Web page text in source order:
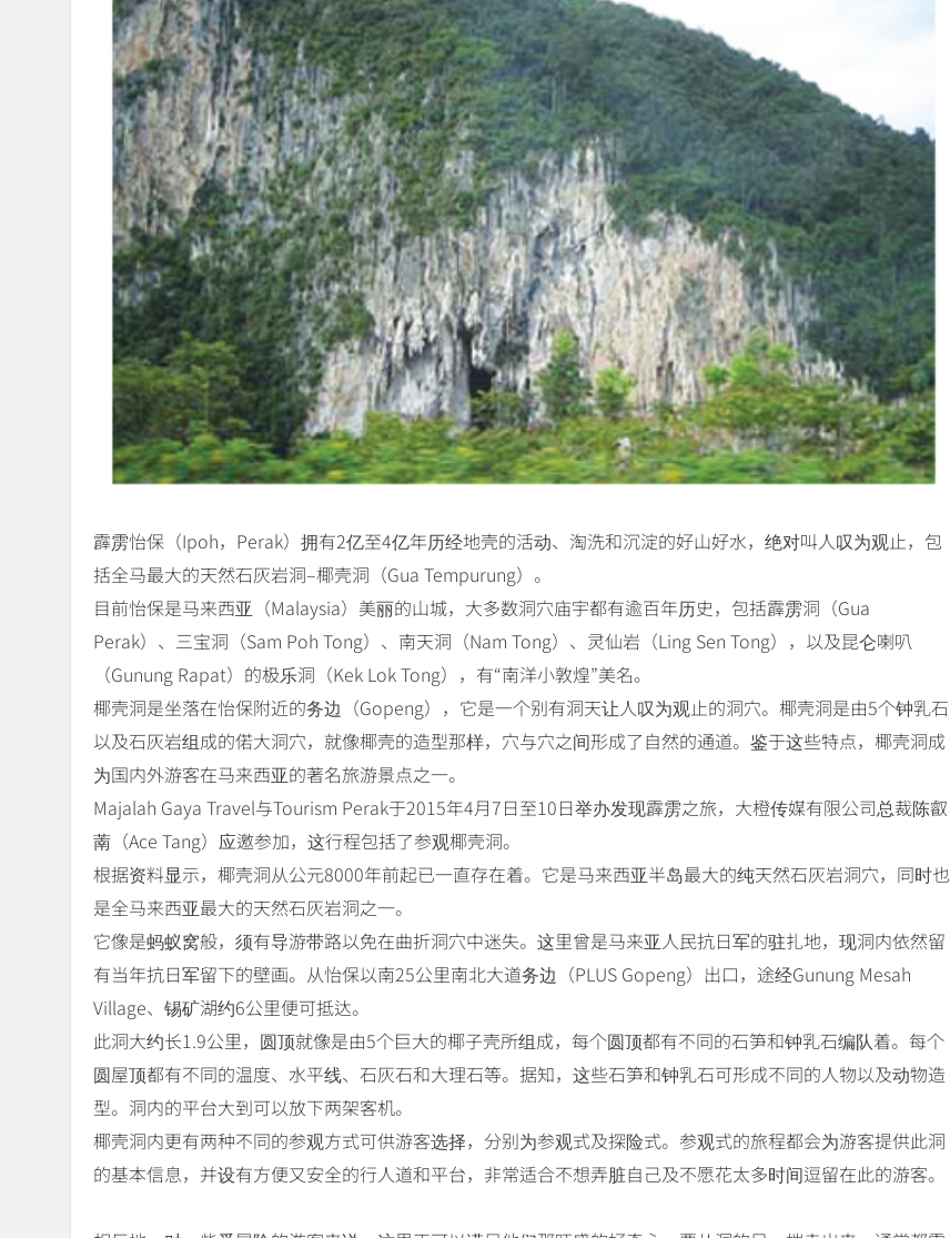
霹雳怡保（Ipoh，Perak）拥有2亿至4亿年历经地壳的活动、淘洗和沉淀的好山好水，绝对叫人叹为观止，包
括全马最大的天然石灰岩洞–椰壳洞（Gua Tempurung）。
目前怡保是马来西亚（Malaysia）美丽的山城，大多数洞穴庙宇都有逾百年历史，包括霹雳洞（Gua
Perak）、三宝洞（Sam Poh Tong）、南天洞（Nam Tong）、灵仙岩（Ling Sen Tong），以及昆仑喇叭
（Gunung Rapat）的极乐洞（Kek Lok Tong），有“南洋小敦煌”美名。
椰壳洞是坐落在怡保附近的务边（Gopeng），它是一个别有洞天让人叹为观止的洞穴。椰壳洞是由5个钟乳石
以及石灰岩组成的偌大洞穴，就像椰壳的造型那样，穴与穴之间形成了自然的通道。鉴于这些特点，椰壳洞成
为国内外游客在马来西亚的著名旅游景点之一。
Majalah Gaya Travel与Tourism Perak于2015年4月7日至10日举办发现霹雳之旅，大橙传媒有限公司总裁陈叡
萳（Ace Tang）应邀参加，这行程包括了参观椰壳洞。
根据资料显示，椰壳洞从公元8000年前起已一直存在着。它是马来西亚半岛最大的纯天然石灰岩洞穴，同时也
是全马来西亚最大的天然石灰岩洞之一。
它像是蚂蚁窝般，须有导游带路以免在曲折洞穴中迷失。这里曾是马来亚人民抗日军的驻扎地，现洞内依然留
有当年抗日军留下的壁画。从怡保以南25公里南北大道务边（PLUS Gopeng）出口，途经Gunung Mesah
Village、锡矿湖约6公里便可抵达。
此洞大约长1.9公里，圆顶就像是由5个巨大的椰子壳所组成，每个圆顶都有不同的石笋和钟乳石编队着。每个
圆屋顶都有不同的温度、水平线、石灰石和大理石等。据知，这些石笋和钟乳石可形成不同的人物以及动物造
型。洞内的平台大到可以放下两架客机。
椰壳洞内更有两种不同的参观方式可供游客选择，分别为参观式及探险式。参观式的旅程都会为游客提供此洞
的基本信息，并设有方便又安全的行人道和平台，非常适合不想弄脏自己及不愿花太多时间逗留在此的游客。